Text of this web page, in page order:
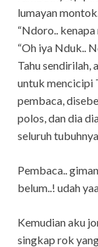
lumayan
“Ndoro..
“Oh iya Nduk..
Tahu sendirilah,
untuk mencicipi
pembaca,
polos, dan dia
seluruh tubuhnya.
Pembaca..
belum..! udah
Kemudian aku
singkap rok